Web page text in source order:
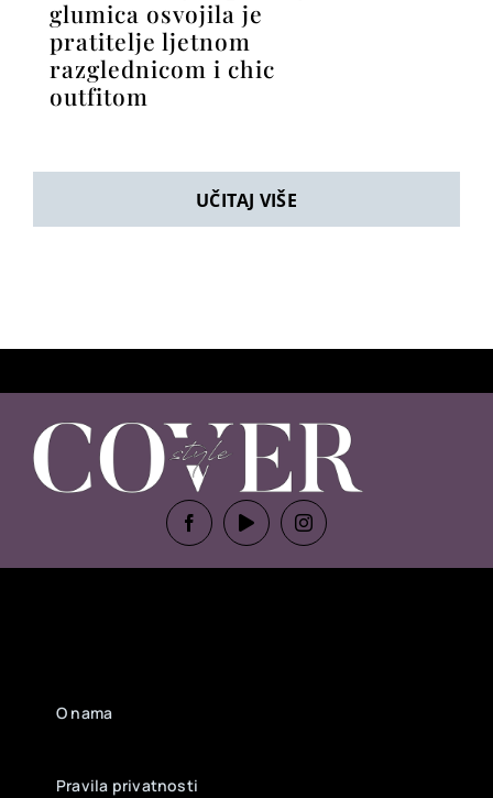
glumica osvojila je
pratitelje ljetnom
razglednicom i chic
outfitom
UČITAJ VIŠE
O nama
Pravila privatnosti